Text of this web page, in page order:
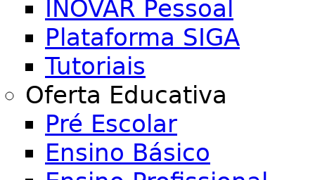
INOVAR Pessoal
Plataforma SIGA
Tutoriais
Oferta Educativa
Pré Escolar
Ensino Básico